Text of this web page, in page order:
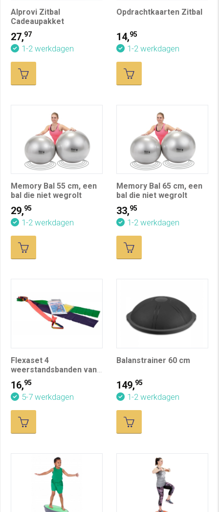
Alprovi Zitbal
Cadeaupakket
27,97
1-2 werkdagen
Opdrachtkaarten Zitbal
14,95
1-2 werkdagen
Memory Bal 55 cm, een
bal die niet wegrolt
29,95
1-2 werkdagen
Memory Bal 65 cm, een
bal die niet wegrolt
33,95
1-2 werkdagen
Flexaset 4
weerstandsbanden van
1 meter
16,95
5-7 werkdagen
Balanstrainer 60 cm
149,95
1-2 werkdagen